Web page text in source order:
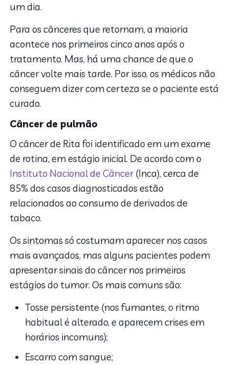
um dia.
Para os cânceres que retornam, a maioria
acontece nos primeiros cinco anos após o
tratamento. Mas, há uma chance de que o
câncer volte mais tarde. Por isso, os médicos não
conseguem dizer com certeza se o paciente está
curado.
Câncer de pulmão
O câncer de Rita foi identificado em um exame
de rotina, em estágio inicial. De acordo com o
Instituto Nacional de Câncer(Inca), cerca de
85% dos casos diagnosticados estão
relacionados ao consumo de derivados de
tabaco.
Os sintomas só costumam aparecer nos casos
mais avançados, mas alguns pacientes podem
apresentar sinais do câncer nos primeiros
estágios do tumor. Os mais comuns são:
Tosse persistente (nos fumantes, o ritmo
habitual é alterado, e aparecem crises em
horários incomuns);
Escarro com sangue;